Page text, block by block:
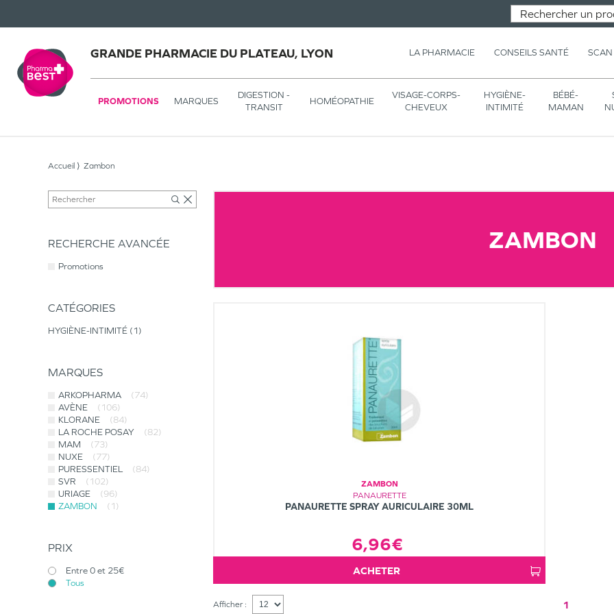
GRANDE PHARMACIE DU PLATEAU, LYON LA PHARMACIE CONSEILS SANTÉ SCAN
PROMOTIONS MARQUES
DIGESTION -
TRANSIT
HOMÉOPATHIE
VISAGE-CORPS-
CHEVEUX
HYGIÈNE-
INTIMITÉ
BÉBÉ-
MAMAN
Accueil Zambon
RECHERCHE AVANCÉE
Promotions
CATÉGORIES
HYGIÈNE-INTIMITÉ 1
MARQUES
ARKOPHARMA
(74)
AVÈNE
(106)
KLORANE
(84)
LA ROCHE POSAY
(82)
MAM
(73)
NUXE
(77)
PURESSENTIEL
(84)
SVR
(102)
URIAGE
(96)
ZAMBON
(1)
PRIX
Entre 0 et 25€
Tous
ZAMBON
ZAMBON
PANAURETTE
PANAURETTE SPRAY AURICULAIRE 30ML
6,96€
ACHETER
Afficher : 1